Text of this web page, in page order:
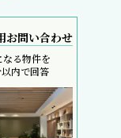
お問い合わせ
なる物件を
内で回答